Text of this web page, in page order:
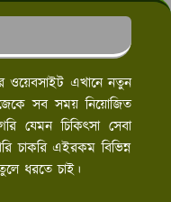
ওয়েবসাইট এখানে নতুন
সব সময় নিয়োজিত
যেমন চিকিৎসা সেবা
চাকরি এইরকম বিভিন্ন
ধরতে চাই।